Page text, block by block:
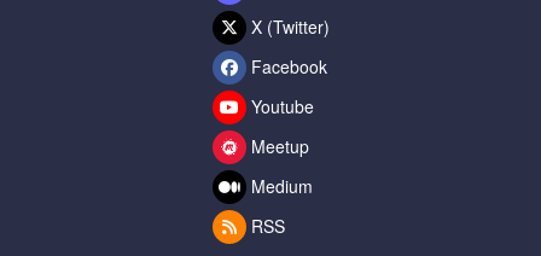
X (Twitter)
Facebook
Youtube
Meetup
Medium
RSS